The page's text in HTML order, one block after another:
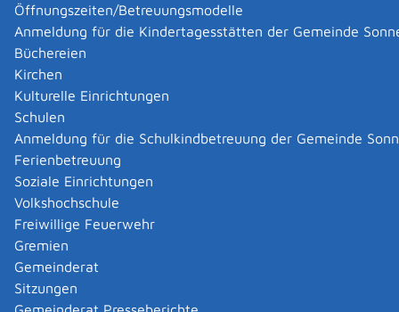
Öffnungszeiten/Betreuungsmodelle
Anmeldung für die Kindertagesstätten der Gemeinde
Büchereien
Kirchen
Kulturelle Einrichtungen
Schulen
Anmeldung für die Schulkindbetreuung der Gemeinde
Ferienbetreuung
Soziale Einrichtungen
Volkshochschule
Freiwillige Feuerwehr
Gremien
Gemeinderat
Sitzungen